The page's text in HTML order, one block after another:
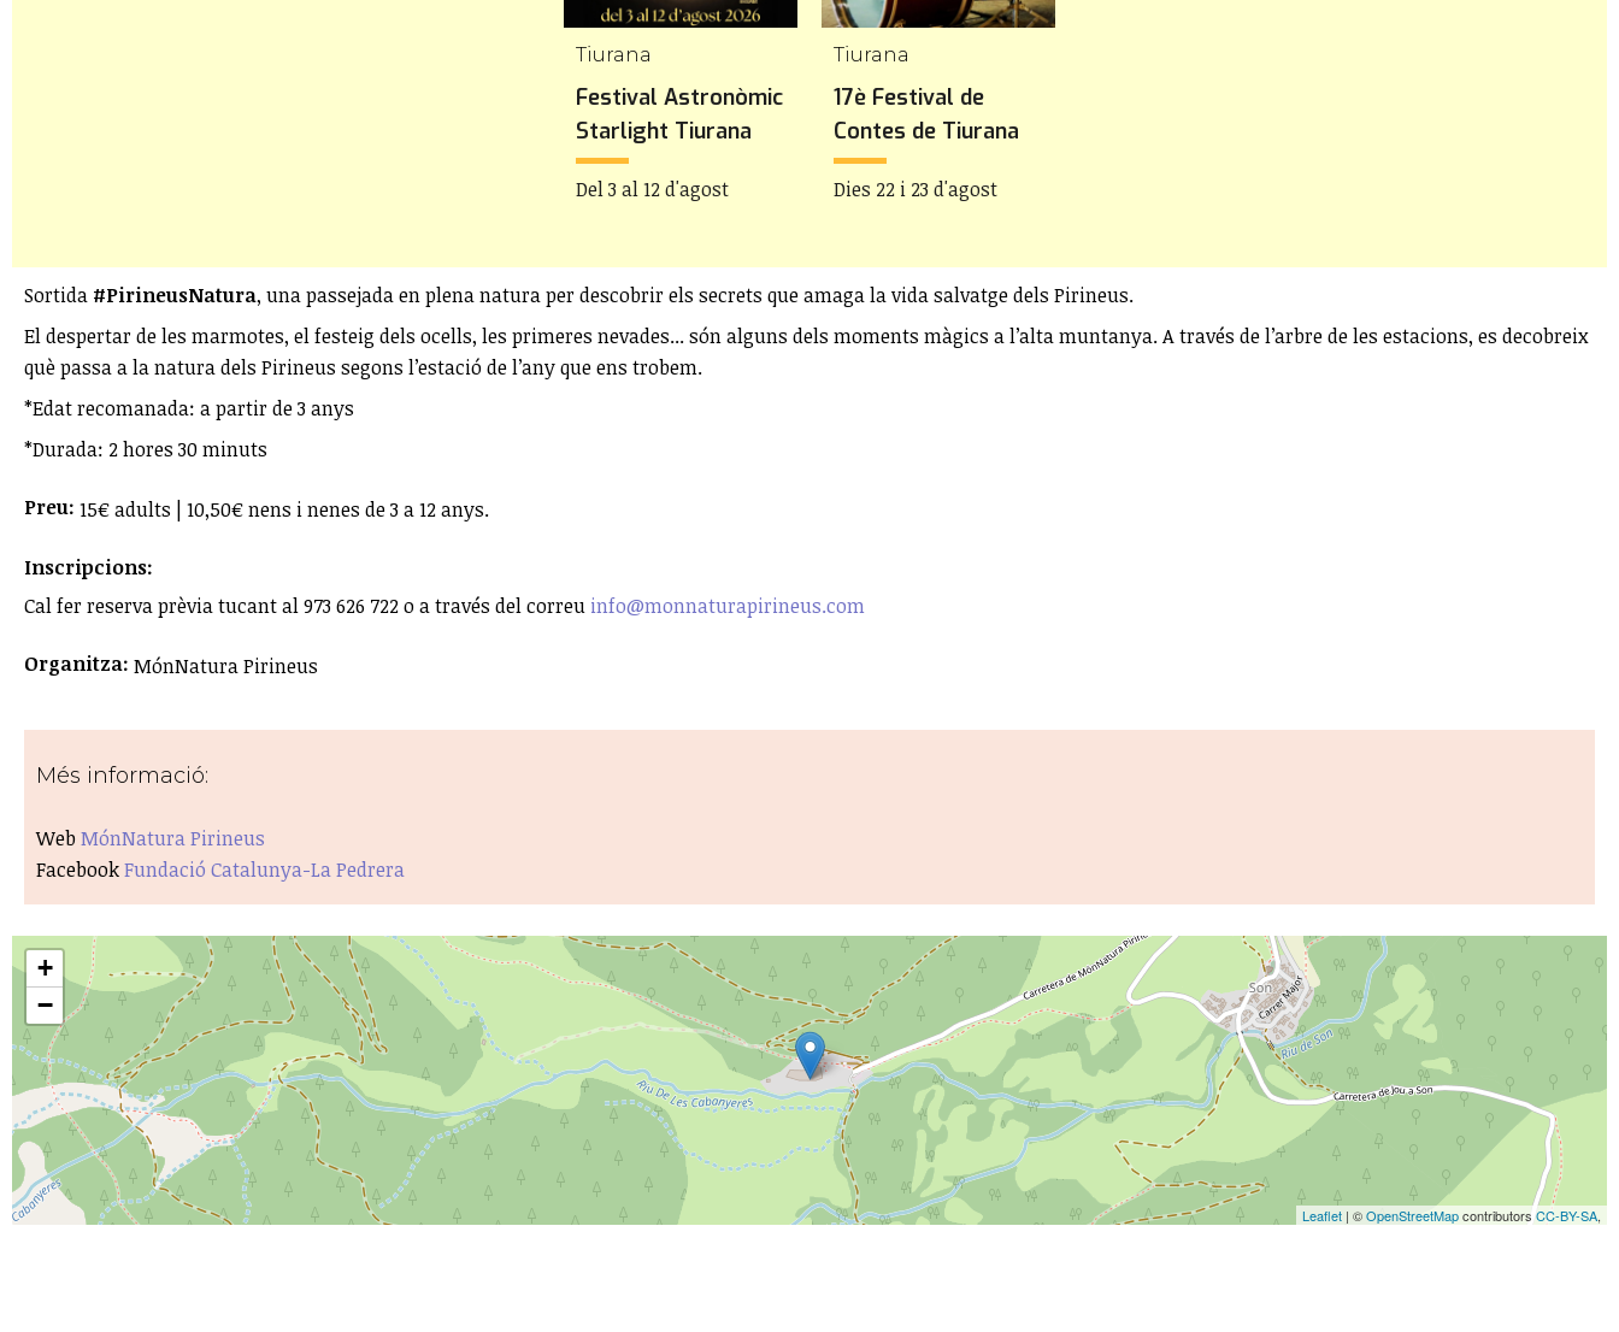
Tiurana
Festival Astronòmic
Starlight Tiurana
Del 3 al 12 d'agost
Tiurana
17è Festival de
Contes de Tiurana
Dies 22 i 23 d'agost
Sortida #PirineusNatura, una passejada en plena natura per descobrir els secrets que amaga la vida salvatge dels Pirineus.
El despertar de les marmotes, el festeig dels ocells, les primeres nevades... són alguns dels moments màgics a l’alta muntanya. A través de l’arbre de les estacions, es decobreix
què passa a la natura dels Pirineus segons l’estació de l’any que ens trobem.
*Edat recomanada: a partir de 3 anys
*Durada: 2 hores 30 minuts
Preu: 15€ adults | 10,50€ nens i nenes de 3 a 12 anys.
Inscripcions:
Cal fer reserva prèvia tucant al 973 626 722 o a través del correu info@monnaturapirineus.com
Organitza: MónNatura Pirineus
Més informació:
WebMónNatura Pirineus
FacebookFundació Catalunya-La Pedrera
+
−
Leaflet | ©OpenStreetMapcontributorsCC-BY-SA,